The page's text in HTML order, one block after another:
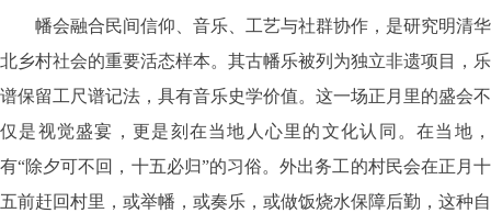
幡会融合民间信仰、音乐、工艺与社群协作，是研究明清华
北乡村社会的重要活态样本。其古幡乐被列为独立非遗项目，乐
谱保留工尺谱记法，具有音乐史学价值。这一场正月里的盛会不
仅是视觉盛宴，更是刻在当地人心里的文化认同。在当地，
有“除夕可不回，十五必归”的习俗。外出务工的村民会在正月十
五前赶回村里，或举幡，或奏乐，或做饭烧水保障后勤，这种自